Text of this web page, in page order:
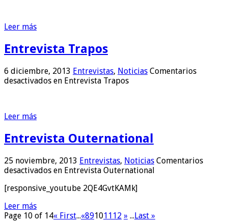
Leer más
Entrevista Trapos
6 diciembre, 2013 Entrevistas, Noticias Comentarios
desactivados en Entrevista Trapos
Leer más
Entrevista Outernational
25 noviembre, 2013 Entrevistas, Noticias Comentarios
desactivados en Entrevista Outernational
[responsive_youtube 2QE4GvtKAMk]
Leer más
Page 10 of 14« First...«891011 12 » ...Last »